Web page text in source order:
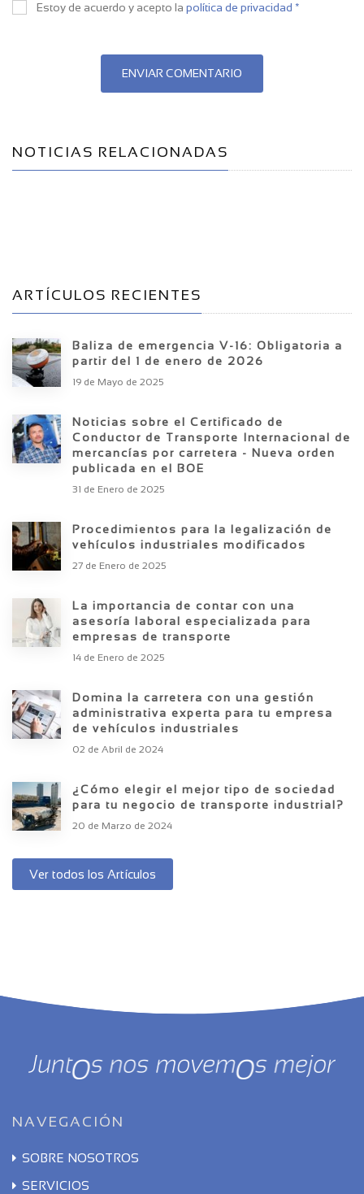
Estoy de acuerdo y acepto la política de privacidad *
ENVIAR COMENTARIO
NOTICIAS RELACIONADAS
ARTÍCULOS RECIENTES
Baliza de emergencia V-16: Obligatoria a
partir del 1 de enero de 2026
19 de Mayo de 2025
Noticias sobre el Certificado de
Conductor de Transporte Internacional de
mercancías por carretera - Nueva orden
publicada en el BOE
31 de Enero de 2025
Procedimientos para la legalización de
vehículos industriales modificados
27 de Enero de 2025
La importancia de contar con una
asesoría laboral especializada para
empresas de transporte
14 de Enero de 2025
Domina la carretera con una gestión
administrativa experta para tu empresa
de vehículos industriales
02 de Abril de 2024
¿Cómo elegir el mejor tipo de sociedad
para tu negocio de transporte industrial?
20 de Marzo de 2024
Ver todos los Artículos
NAVEGACIÓN
SOBRE NOSOTROS
SERVICIOS